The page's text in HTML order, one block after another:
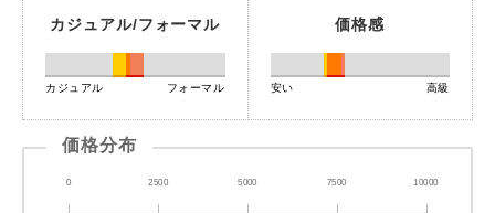
カジュアル/フォーマル
カジュアル フォーマル
価格感
安い 高級
価格分布
0 2500 5000 7500 10000